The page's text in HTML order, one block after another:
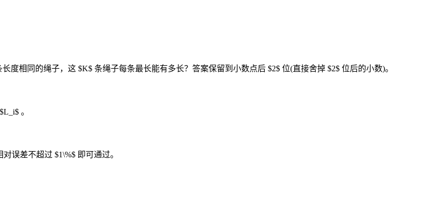
度相同的绳子，这 $K$ 条绳子每条最长能有多长？答案保留到小数点后 $2$ 位(直接舍掉 $2$ 位后的小数)。
。
误差不超过 $1\%$ 即可通过。